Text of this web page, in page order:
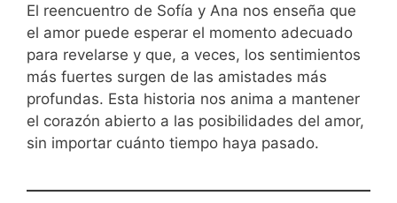
El reencuentro de Sofía y Ana nos enseña que
el amor puede esperar el momento adecuado
para revelarse y que, a veces, los sentimientos
más fuertes surgen de las amistades más
profundas. Esta historia nos anima a mantener
el corazón abierto a las posibilidades del amor,
sin importar cuánto tiempo haya pasado.